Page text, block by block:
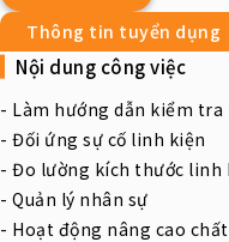
Thông tin tuyển dụng
Nội dung công việc
- Làm hướng dẫn kiểm
- Đối ứng sự cố linh kiện
- Đo lường kích thước linh
- Quản lý nhân sự
- Hoạt động nâng cao